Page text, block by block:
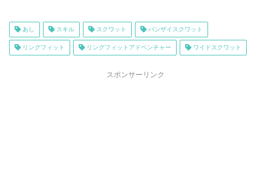
あし スキル スクワット バンザイスクワット
リングフィット リングフィットアドベンチャー ワイドスクワット
スポンサーリンク